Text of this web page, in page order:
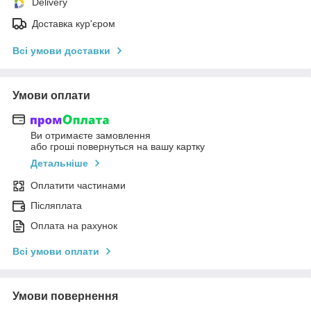
Доставка кур'єром
Всі умови доставки
Умови оплати
Ви отримаєте замовлення
або гроші повернуться на вашу картку
Детальніше
Оплатити частинами
Післяплата
Оплата на рахунок
Всі умови оплати
Умови повернення